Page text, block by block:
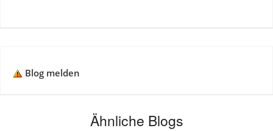
Blog melden
Ähnliche Blogs